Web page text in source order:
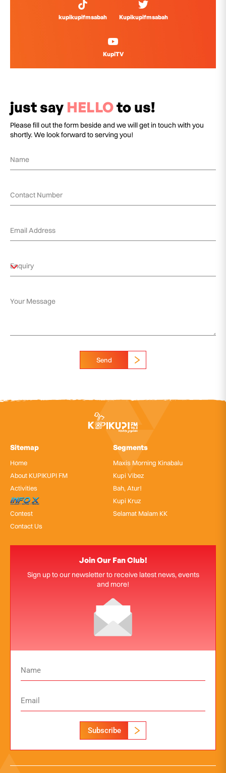
kupikupifmsabah Kupikupifmsabah
KupiTV
just say HELLOto us!
Please fill out the form beside and we will get in touch with you
shortly. We look forward to serving you!
Send
Sitemap
Home
About KUPIKUPI FM
Activities
InfoX
Contest
Contact Us
Segments
Maxis Morning Kinabalu
Kupi Vibez
Bah, Atur!
Kupi Kruz
Selamat Malam KK
Join Our Fan Club!
Sign up to our newsletter to receive latest news, events
and more!
Subscribe